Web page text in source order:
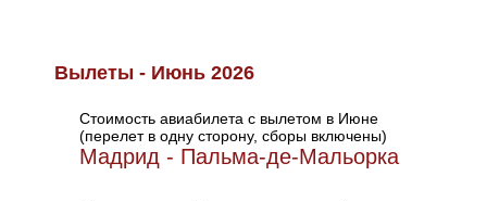
Вылеты - Июнь 2026
Стоимость авиабилета с вылетом в Июне
(перелет в одну сторону, сборы включены)
Мадрид - Пальма-де-Мальорка